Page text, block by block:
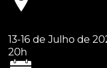
13-16 de Julho de
20h